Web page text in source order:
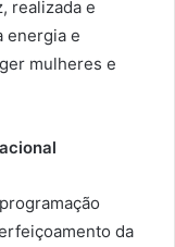
realizada e
energia e
mulheres e
da